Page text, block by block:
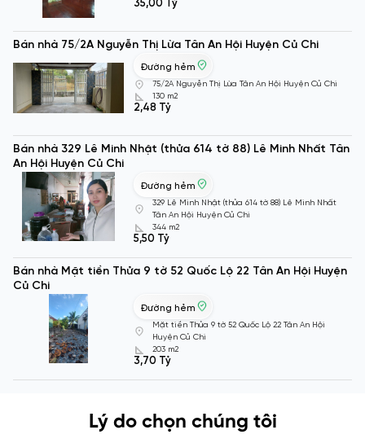
35,00 Tỷ
Bán nhà 75/2A Nguyễn Thị Lừa Tân An Hội Huyện Củ Chi
Đường hẻm
75/2A Nguyễn Thị Lừa Tân An Hội Huyện Củ Chi
130 m2
2,48 Tỷ
Bán nhà 329 Lê Minh Nhật (thửa 614 tờ 88) Lê Minh Nhất Tân
An Hội Huyện Củ Chi
Đường hẻm
329 Lê Minh Nhật (thửa 614 tờ 88) Lê Minh Nhất
Tân An Hội Huyện Củ Chi
344 m2
5,50 Tỷ
Bán nhà Mặt tiền Thửa 9 tờ 52 Quốc Lộ 22 Tân An Hội Huyện
Củ Chi
Đường hẻm
Mặt tiền Thửa 9 tờ 52 Quốc Lộ 22 Tân An Hội
Huyện Củ Chi
203 m2
3,70 Tỷ
Lý do chọn chúng tôi